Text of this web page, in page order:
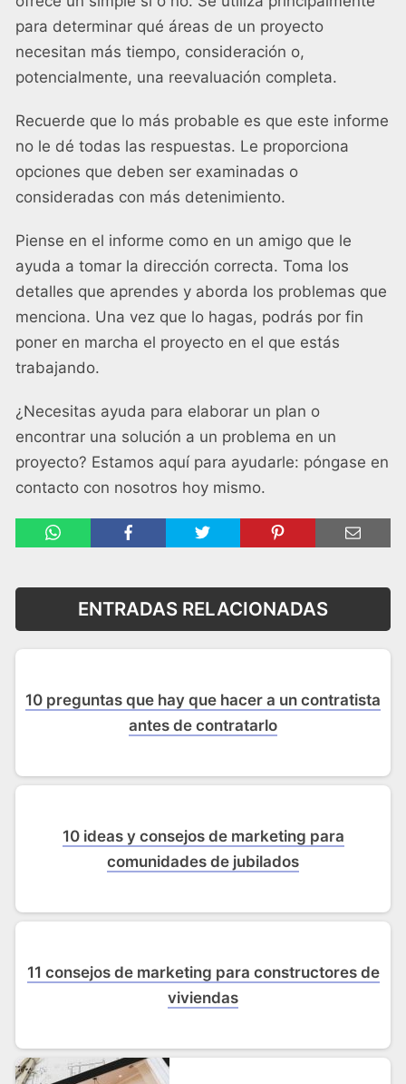
para determinar qué áreas de un proyecto
necesitan más tiempo, consideración o,
potencialmente, una reevaluación completa.
Recuerde que lo más probable es que este informe
no le dé todas las respuestas. Le proporciona
opciones que deben ser examinadas o
consideradas con más detenimiento.
Piense en el informe como en un amigo que le
ayuda a tomar la dirección correcta. Toma los
detalles que aprendes y aborda los problemas que
menciona. Una vez que lo hagas, podrás por fin
poner en marcha el proyecto en el que estás
trabajando.
¿Necesitas ayuda para elaborar un plan o
encontrar una solución a un problema en un
proyecto? Estamos aquí para ayudarle: póngase en
contacto con nosotros hoy mismo.
ENTRADAS RELACIONADAS
10 preguntas que hay que hacer a un contratista
antes de contratarlo
10 ideas y consejos de marketing para
comunidades de jubilados
11 consejos de marketing para constructores de
viviendas